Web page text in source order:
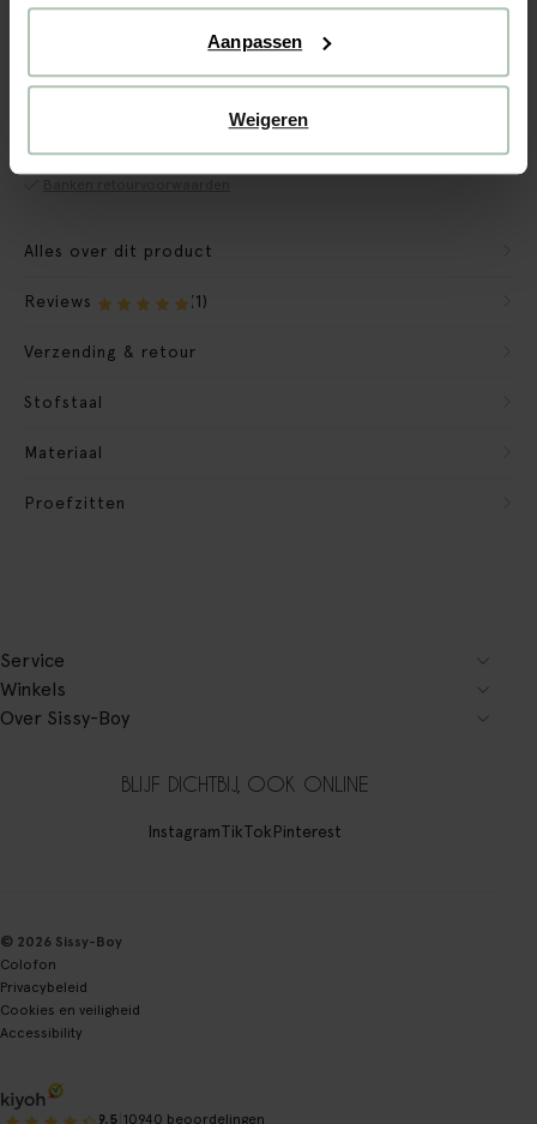
Aanpassen
Weigeren
CBW garantie
We maken de bank gebruiksklaar
Verpakkingsmateriaal nemen we mee
Alles over dit product
Reviews (1)
Verzending & retour
Stofstaal
Materiaal
Proefzitten
Service
Winkels
Over Sissy-Boy
BLIJF DICHTBIJ, OOK ONLINE
InstagramTikTokPinterest
© 2026 Sissy-Boy
Colofon
Privacybeleid
Cookies en veiligheid
Accessibility
9.5 10940 beoordelingen